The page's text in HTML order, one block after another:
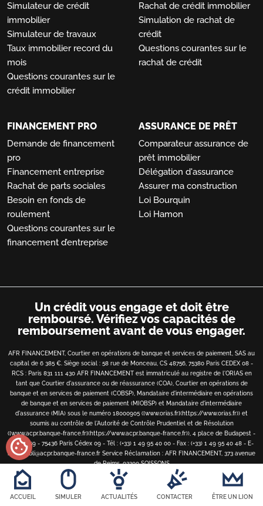
Simulateur de crédit
immobilier
Simulateur de travaux
Taux immobilier record du
mois
Questions courantes sur le
crédit immobilier
Rachat de crédit immobilier
Simulation de rachat de
crédit
Questions courantes sur le
rachat de crédit
FINANCEMENT PRO
Demande de financement
pro
Financement entreprise
Rachat de parts sociales
Besoin en fonds de
roulement
Questions courantes sur le
financement d’entreprise
ASSURANCE DE PRÊT
Comparateur assurance de
prêt immobilier
Délégation d'assurance
Assurer ma construction
Loi Bourquin
Loi Hamon
Un crédit vous engage et doit être
remboursé. Vérifiez vos capacités de
remboursement avant de vous engager.
AFR FINANCEMENT, Courtier en opérations de banque et services de paiement, SAS au
capital de 6 385 €. Siège social : 58 rue de Monceau, CS 48756, 75380 Paris CEDEX 08 -
RCS : Paris 831 111 430 AFR FINANCEMENT est immatriculé au registre de l'ORIAS en
tant que Courtier d'assurance ou de réassurance (COA), Courtier en opérations de
banque et en services de paiement (COBSP), Mandataire d'intermédiaire en opérations
de banque et en services de paiement (MIOBSP) et Mandataire d'intermédiaire
d'assurance (MIA) sous le numéro 18000905 ([www.orias.fr](https://www.orias.fr)) et
soumis au contrôle de l'Autorité de Contrôle Prudentiel et de Résolution
([www.acpr.banque-france.fr](https://www.acpr.banque-france.fr)), 4 place de Budapest -
CS 92459 - 75436 Paris Cédex 09 - Tél : (+33) 1 49 95 40 00 - Fax : (+33) 1 49 95 40 48 - E-
mail : bibli@acpr.banque-france.fr Service Réclamation : AFR FINANCEMENT, 373 avenue
de Reims, 02200 SOISSONS
Copyright©2026 • AFR financement • Tous droits réservés
ACCUEIL SIMULER ACTUALITÉS CONTACTER ÊTRE UN LION
cookie